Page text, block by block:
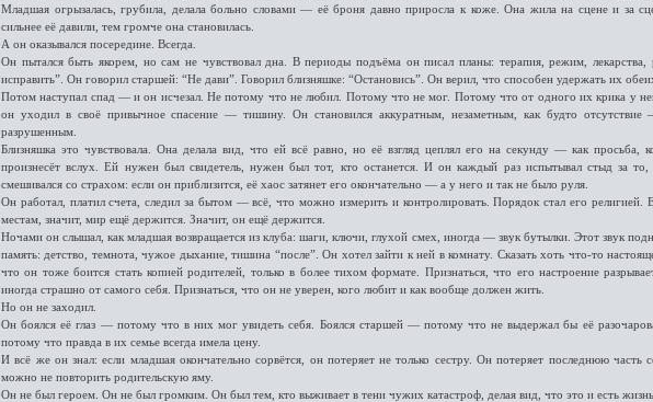
Младшая огрызалась, грубила, делала больно словами — её броня давно приросла к коже. Она жила на сцене и за
сильнее её давили, тем громче она становилась.
А он оказывался посередине. Всегда.
Он пытался быть якорем, но сам не чувствовал дна. В периоды подъёма он писал планы: терапия, режим, лекарства,
исправить”. Он говорил старшей: “Не дави”. Говорил близняшке: “Остановись”. Он верил, что способен удержать их
Потом наступал спад — и он исчезал. Не потому что не любил. Потому что не мог. Потому что от одного их крика у
он уходил в своё привычное спасение — тишину. Он становился аккуратным, незаметным, как будто
разрушенным.
Близняшка это чувствовала. Она делала вид, что ей всё равно, но её взгляд цеплял его на секунду — как просьба,
произнесёт вслух. Ей нужен был свидетель, нужен был тот, кто останется. И он каждый раз испытывал стыд за то,
смешивался со страхом: если он приблизится, её хаос затянет его окончательно — а у него и так не было руля.
Он работал, платил счета, следил за бытом — всё, что можно измерить и контролировать. Порядок стал его религией.
местам, значит, мир ещё держится. Значит, он ещё держится.
Ночами он слышал, как младшая возвращается из клуба: шаги, ключи, глухой смех, иногда — звук бутылки. Этот звук
память: детство, темнота, чужое дыхание, тишина “после”. Он хотел зайти к ней в комнату. Сказать хоть что-то
что он тоже боится стать копией родителей, только в более тихом формате. Признаться, что его настроение
иногда страшно от самого себя. Признаться, что он не уверен, кого любит и как вообще должен жить.
Но он не заходил.
Он боялся её глаз — потому что в них мог увидеть себя. Боялся старшей — потому что не выдержал бы её
потому что правда в их семье всегда имела цену.
И всё же он знал: если младшая окончательно сорвётся, он потеряет не только сестру. Он потеряет последнюю часть
можно не повторить родительскую яму.
Он не был героем. Он не был громким. Он был тем, кто выживает в тени чужих катастроф, делая вид, что это и есть жизнь.